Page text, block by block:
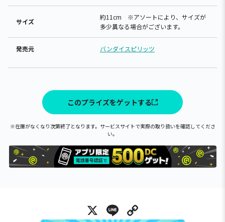
サイズ
約11cm ※アソートにより、サイズが
多少異なる場合がございます。
発売元 バンダイスピリッツ
このプライズをゲットする
※在庫がなくなり次第終了となります。サービスサイトで実際の取り扱いを確認してくださ
い。
X Line